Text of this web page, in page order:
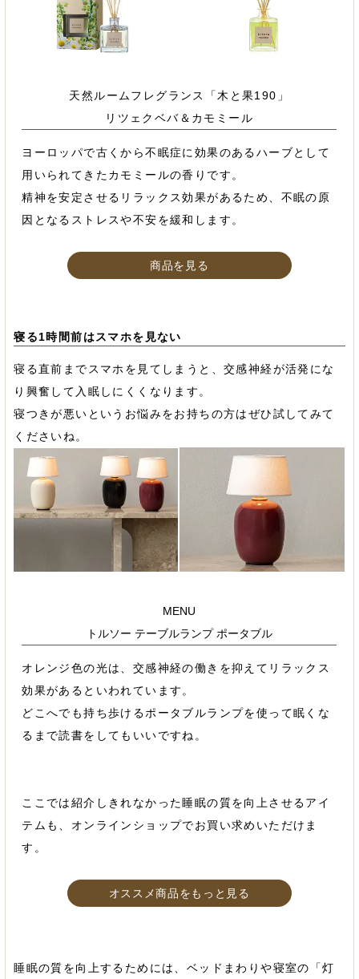
天然ルームフレグランス「木と果190」
リツェクベバ＆カモミール
ヨーロッパで古くから不眠症に効果のあるハーブとして
用いられてきたカモミールの香りです。
精神を安定させるリラックス効果があるため、不眠の原
因となるストレスや不安を緩和します。
商品を見る
寝る1時間前はスマホを見ない
寝る直前までスマホを見てしまうと、交感神経が活発にな
り興奮して入眠しにくくなります。
寝つきが悪いというお悩みをお持ちの方はぜひ試してみて
くださいね。
MENU
トルソー テーブルランプ ポータブル
オレンジ色の光は、交感神経の働きを抑えてリラックス
効果があるといわれています。
どこへでも持ち歩けるポータブルランプを使って眠くな
るまで読書をしてもいいですね。
ここでは紹介しきれなかった睡眠の質を向上させるアイ
テムも、オンラインショップでお買い求めいただけま
す。
オススメ商品をもっと見る
睡眠の質を向上するためには、ベッドまわりや寝室の「灯